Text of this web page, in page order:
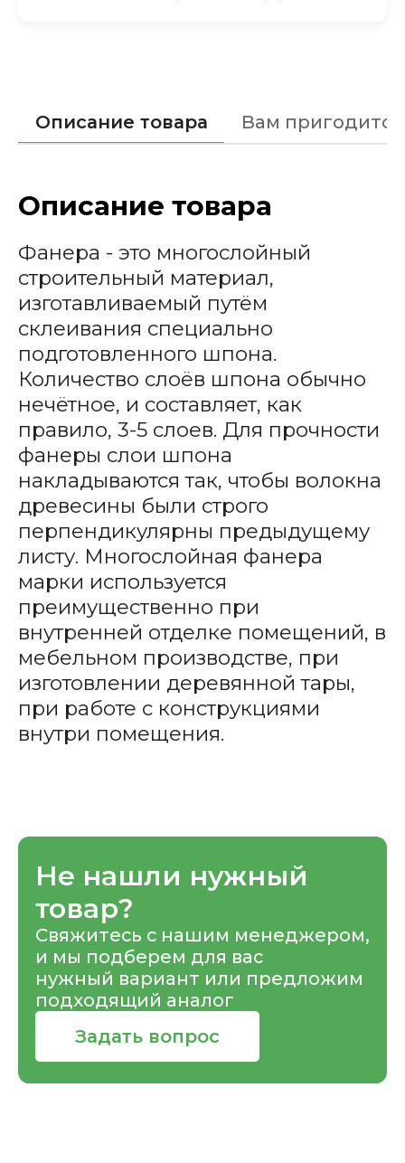
Описание товара Вам пригодится
Описание товара
Фанера - это многослойный
строительный материал,
изготавливаемый путём
склеивания специально
подготовленного шпона.
Количество слоёв шпона обычно
нечётное, и составляет, как
правило, 3-5 слоев. Для прочности
фанеры слои шпона
накладываются так, чтобы волокна
древесины были строго
перпендикулярны предыдущему
листу. Многослойная фанера
марки используется
преимущественно при
внутренней отделке помещений, в
мебельном производстве, при
изготовлении деревянной тары,
при работе с конструкциями
внутри помещения.
Не нашли нужный
товар?
Свяжитесь с нашим менеджером,
и мы подберем для вас
нужный вариант или предложим
подходящий аналог
Задать вопрос